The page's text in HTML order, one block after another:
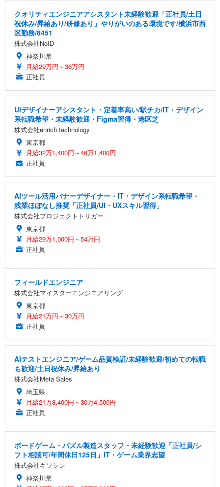
クオリティエンジニアアシスタント未経験歓迎「正社員/土日
祝休み/昇給あり/研修あり」やりがいのある環境です/横浜市西
区勤務/8451
株式会社NoID
神奈川県
月給29万円～36万円
正社員
UIデザイナーアシスタント・定着率高い/駅チカ/IT・デザイン
系転職希望・未経験歓迎・Figma習得・港区芝
株式会社enrich technology
東京都
月給32万1,400円～46万1,400円
正社員
AIツール活用バナーデザイナー・IT・デザイン系転職希望・
残業ほぼなし推奨「正社員/UI・UXスキル習得」
株式会社プロジェクトトリガー
東京都
月給29万1,000円～54万円
正社員
フィールドエンジニア
株式会社マイスターエンジニアリング
東京都
月給21万円～30万円
正社員
AIテストエンジニア/ゲーム品質検証/未経験歓迎/初めての転職
も歓迎/土日祝休み/昇給あり
株式会社Meta Sales
埼玉県
月給21万8,400円～30万4,500円
正社員
ボードゲーム・パズル製造スタッフ・未経験歓迎「正社員/シ
フト相談可/年間休日125日」IT・ゲーム業界志望
株式会社キソシン
神奈川県